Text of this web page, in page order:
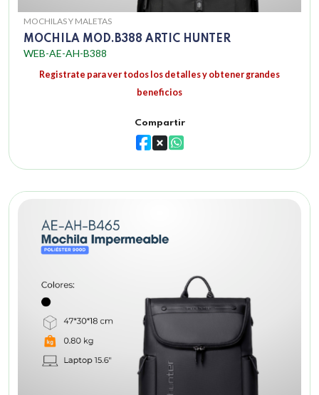
MOCHILAS Y MALETAS
MOCHILA MOD.B388 ARTIC HUNTER
WEB-AE-AH-B388
Registrate para ver todos los detalles y obtener grandes
beneficios
Compartir